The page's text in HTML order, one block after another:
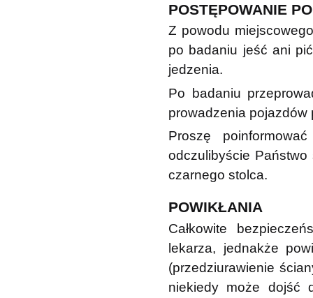
POSTĘPOWANIE
Z powodu
po badaniu jeść ani
jedzenia.
Po badaniu
prowadzenia pojazdów
Proszę
odczulibyście
czarnego stolca.
POWIKŁANIA
Całkowite
lekarza, jednakże
(przedziurawienie
niekiedy może dojść